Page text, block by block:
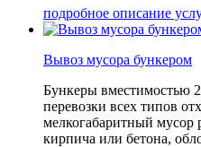
подробное описание
Вывоз мусора бункером
Бункеры вместимостью
перевозки всех типов
мелкогабаритный мусор
кирпича или бетона,